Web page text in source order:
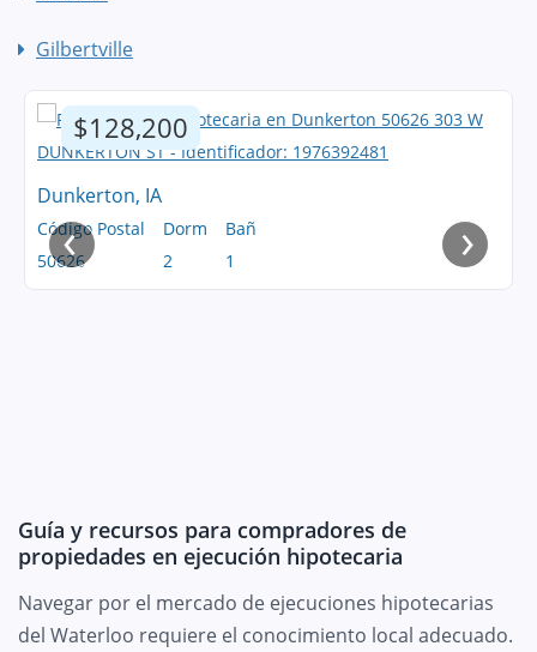
Gilbertville
$128,200
Dunkerton, IA
Código Postal
50626
Dorm
2
Bañ
1
‹ ›
Guía y recursos para compradores de
propiedades en ejecución hipotecaria
Navegar por el mercado de ejecuciones hipotecarias
del Waterloo requiere el conocimiento local adecuado.